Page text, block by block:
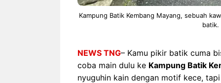
Kampung Batik Kembang Mayang, sebuah
batik.
NEWS TNG– Kamu pikir batik cuma
coba main dulu ke Kampung Batik
nyuguhin kain dengan motif kece,